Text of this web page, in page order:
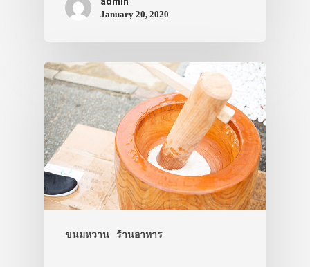
January 20, 2020
ขนมหวาน ร้านอาหาร